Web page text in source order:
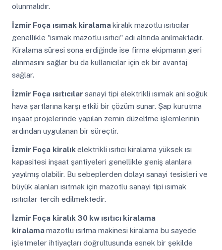
olunmalıdır.
İzmir Foça ısımak kiralamakiralık mazotlu ısıtıcılar
genellikle "ısımak mazotlu ısıtıcı" adı altında anılmaktadır.
Kiralama süresi sona erdiğinde ise firma ekipmanın geri
alınmasını sağlar bu da kullanıcılar için ek bir avantaj
sağlar.
İzmir Foça ısıtıcılar sanayi tipi elektrikli ısımak ani soğuk
hava şartlarına karşı etkili bir çözüm sunar. Şap kurutma
inşaat projelerinde yapılan zemin düzeltme işlemlerinin
ardından uygulanan bir süreçtir.
İzmir Foça kiralık elektrikli ısıtıcı kiralama yüksek ısı
kapasitesi inşaat şantiyeleri genellikle geniş alanlara
yayılmış olabilir. Bu sebeplerden dolayı sanayi tesisleri ve
büyük alanları ısıtmak için mazotlu sanayi tipi ısımak
ısıtıcılar tercih edilmektedir.
İzmir Foça kiralık 30 kw ısıtıcı kiralama
kiralamamazotlu ısıtma makinesi kiralama bu sayede
işletmeler ihtiyaçları doğrultusunda esnek bir şekilde